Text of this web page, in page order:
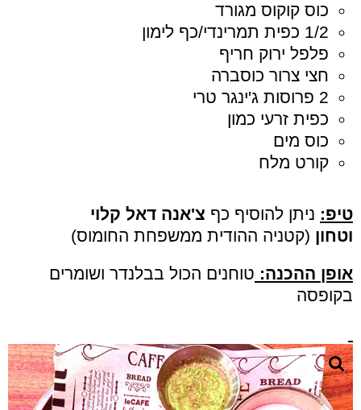
כוס קוקוס מגורד
1/2 כפית תמרינדי/כף לימון
פלפל ירוק חריף
חצי צרור כוסברה
2 פרוסות ג'ינגר טרי
כפית זרעי כמון
כוס מים
קורט מלח
טיפ: ניתן להוסיף כף צ'אנה דאל קלוי
וטחון (קטניה ההודית ממשפחת החומוס)
אופן ההכנה: טוחנים הכול בבלנדר ושומרים
בקופסה